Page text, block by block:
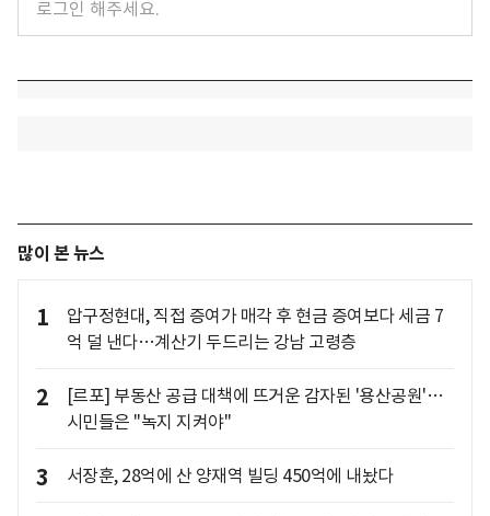
많이 본 뉴스
1
압구정현대, 직접 증여가 매각 후 현금 증여보다 세금 7
억 덜 낸다…계산기 두드리는 강남 고령층
2
[르포] 부동산 공급 대책에 뜨거운 감자된 '용산공원'…
시민들은 "녹지 지켜야"
3 서장훈, 28억에 산 양재역 빌딩 450억에 내놨다